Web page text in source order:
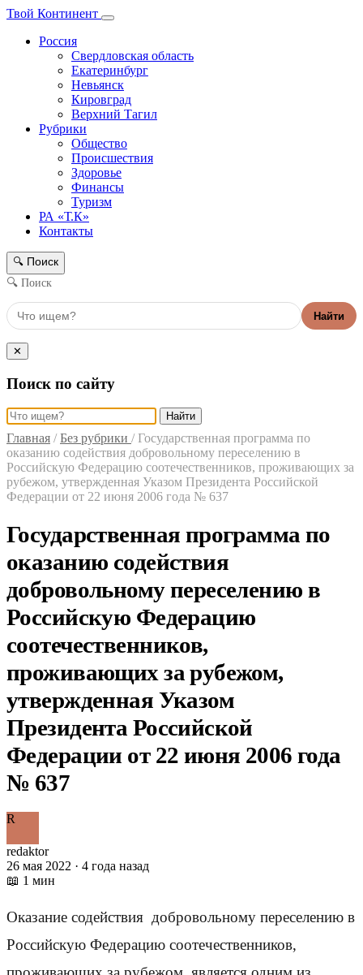
Твой Континент
Россия
Свердловская область
Екатеринбург
Невьянск
Кировград
Верхний Тагил
Рубрики
Общество
Происшествия
Здоровье
Финансы
Туризм
РА «Т.К»
Контакты
🔍 Поиск
🔍 Поиск
Найти
✕
Поиск по сайту
Найти
Главная / Без рубрики / Государственная программа по
оказанию содействия добровольному переселению в
Российскую Федерацию соотечественников, проживающих за
рубежом, утвержденная Указом Президента Российской
Федерации от 22 июня 2006 года № 637
Государственная программа по
оказанию содействия
добровольному переселению в
Российскую Федерацию
соотечественников,
проживающих за рубежом,
утвержденная Указом
Президента Российской
Федерации от 22 июня 2006 года
№ 637
R
redaktor
26 мая 2022 · 4 года назад
📖 1 мин
Оказание содействия добровольному переселению в
Российскую Федерацию соотечественников,